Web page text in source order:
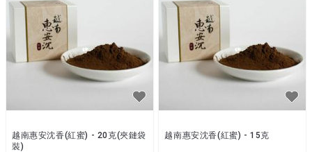
越南惠安沈香(紅蜜) - 20克(夾鏈袋
裝)
越南惠安沈香(紅蜜) - 15克